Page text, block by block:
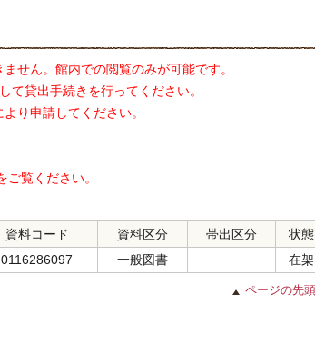
せん。館内での閲覧のみが可能です。
貸出手続きを行ってください。
り申請してください。
ご覧ください。
資料コード 資料区分 帯出区分
状態
0116286097 一般図書 在架
ページの先